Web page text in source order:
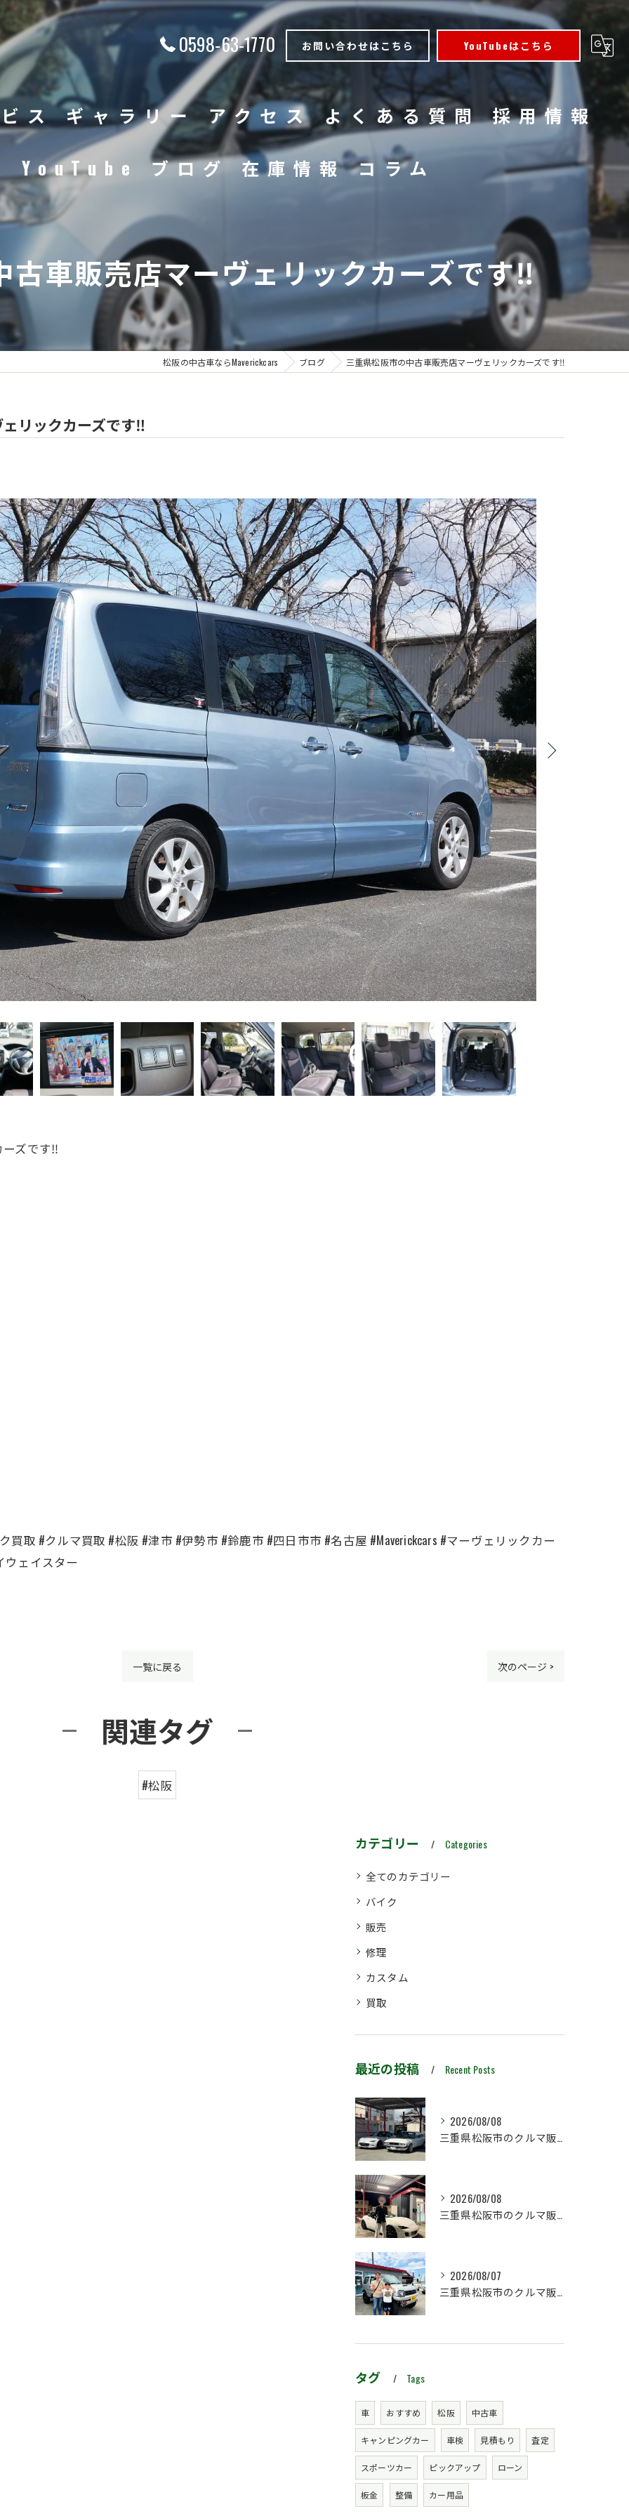
0598-63-1770 お問い合わせはこちら YouTubeはこちら
ス ギャラリー アクセス よくある質問 採用情報
YouTube ブログ 在庫情報 コラム
古車販売店マーヴェリックカーズです‼️
松阪の中古車ならMaverickcars ブログ 三重県松阪市の中古車販売店マーヴェリックカーズです‼️
リックカーズです‼️
ズです‼️
取 #クルマ買取 #松阪 #津市 #伊勢市 #鈴鹿市 #四日市市 #名古屋 #Maverickcars #マーヴェリックカー
ウェイスター
一覧に戻る 次のページ >
関連タグ
#松阪
カテゴリー Categories
全てのカテゴリー
バイク
販売
修理
カスタム
買取
最近の投稿 Recent Posts
2026/08/08
三重県松阪市のクルマ販売店マーヴェリックカーズです‼️
2026/08/08
三重県松阪市のクルマ販売店マーヴェリックカーズです‼️
2026/08/07
三重県松阪市のクルマ販売店マーヴェリックカーズです‼️
タグ Tags
車 おすすめ 松阪 中古車
キャンピングカー 車検 見積もり 査定
スポーツカー ピックアップ ローン
板金 整備 カー用品